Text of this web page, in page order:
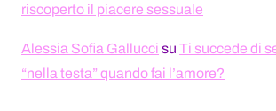
riscoperto il piacere sessuale
Alessia Sofia Gallucci su Ti succede di
“nella testa” quando fai l’amore?